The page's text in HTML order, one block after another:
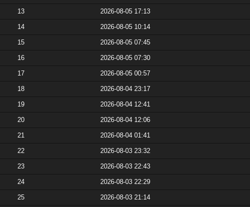
13 2026-08-05 17:13
14 2026-08-05 10:14
15 2026-08-05 07:45
16 2026-08-05 07:30
17 2026-08-05 00:57
18 2026-08-04 23:17
19 2026-08-04 12:41
20 2026-08-04 12:06
21 2026-08-04 01:41
22 2026-08-03 23:32
23 2026-08-03 22:43
24 2026-08-03 22:29
25 2026-08-03 21:14